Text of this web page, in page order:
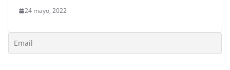
24 mayo, 2022